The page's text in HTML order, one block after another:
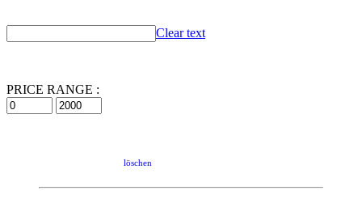
Clear text
PRICE RANGE :
löschen